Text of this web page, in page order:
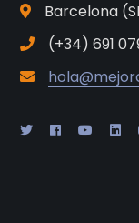
Barcelona
(+34) 691